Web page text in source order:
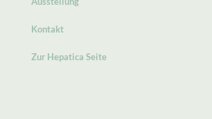
Kontakt
Zur Hepatica Seite